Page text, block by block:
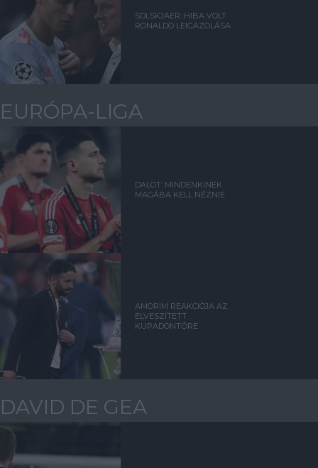
SOLSKJAER: HIBA VOLT
RONALDO LEIGAZOLÁSA
EURÓPA-LIGA
DALOT: MINDENKINEK
MAGÁBA KELL NÉZNIE
AMORIM REAKCIÓJA AZ
ELVESZÍTETT
KUPADÖNTŐRE
DAVID DE GEA